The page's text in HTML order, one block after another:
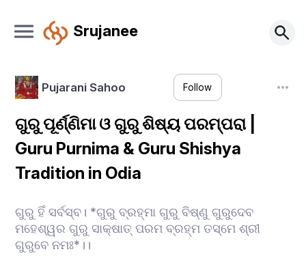
Srujanee
Pujarani Sahoo Follow
ଗୁରୁ ପୂର୍ଣ୍ଣିମା ଓ ଗୁରୁ ଶିଷ୍ୟ ପରମ୍ପରା |
Guru Purnima & Guru Shishya
Tradition in Odia
ଗୁରୁ ହିଁ ସର୍ବସ୍ବ। *ଗୁରୁ ବ୍ରହ୍ମା ଗୁରୁ ବିଷ୍ଣୁ ଗୁରୁଦେବ
ମହେଶ୍ୱର ଗୁରୁ ସାକ୍ଷାତ୍ ପରମ ବ୍ରହ୍ମ ତସ୍ମେ ଶ୍ରୀ
ଗୁରୁବେ ନମଃ*।।